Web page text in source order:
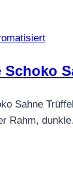
Schoko
Sahne
Rahm,